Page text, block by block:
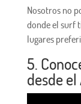
Nosotros no
donde el surf
lugares
5.
desde